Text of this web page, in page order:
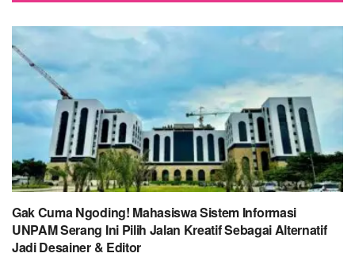
Gak Cuma Ngoding! Mahasiswa Sistem Informasi
UNPAM Serang Ini Pilih Jalan Kreatif Sebagai Alternatif
Jadi Desainer & Editor